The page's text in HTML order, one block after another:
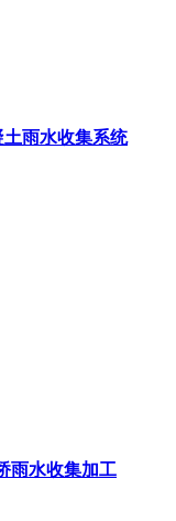
雨水收集系统
雨水收集加工